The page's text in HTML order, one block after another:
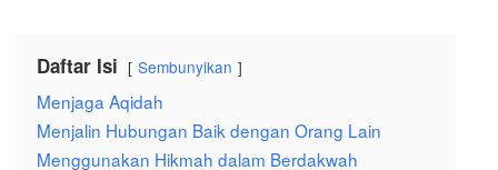
Daftar Isi Sembunyikan
Menjaga Aqidah
Menjalin Hubungan Baik dengan Orang Lain
Menggunakan Hikmah dalam Berdakwah